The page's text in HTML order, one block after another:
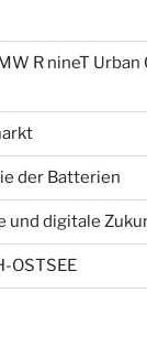
R nineT Urban
der Batterien
und digitale
OSTSEE